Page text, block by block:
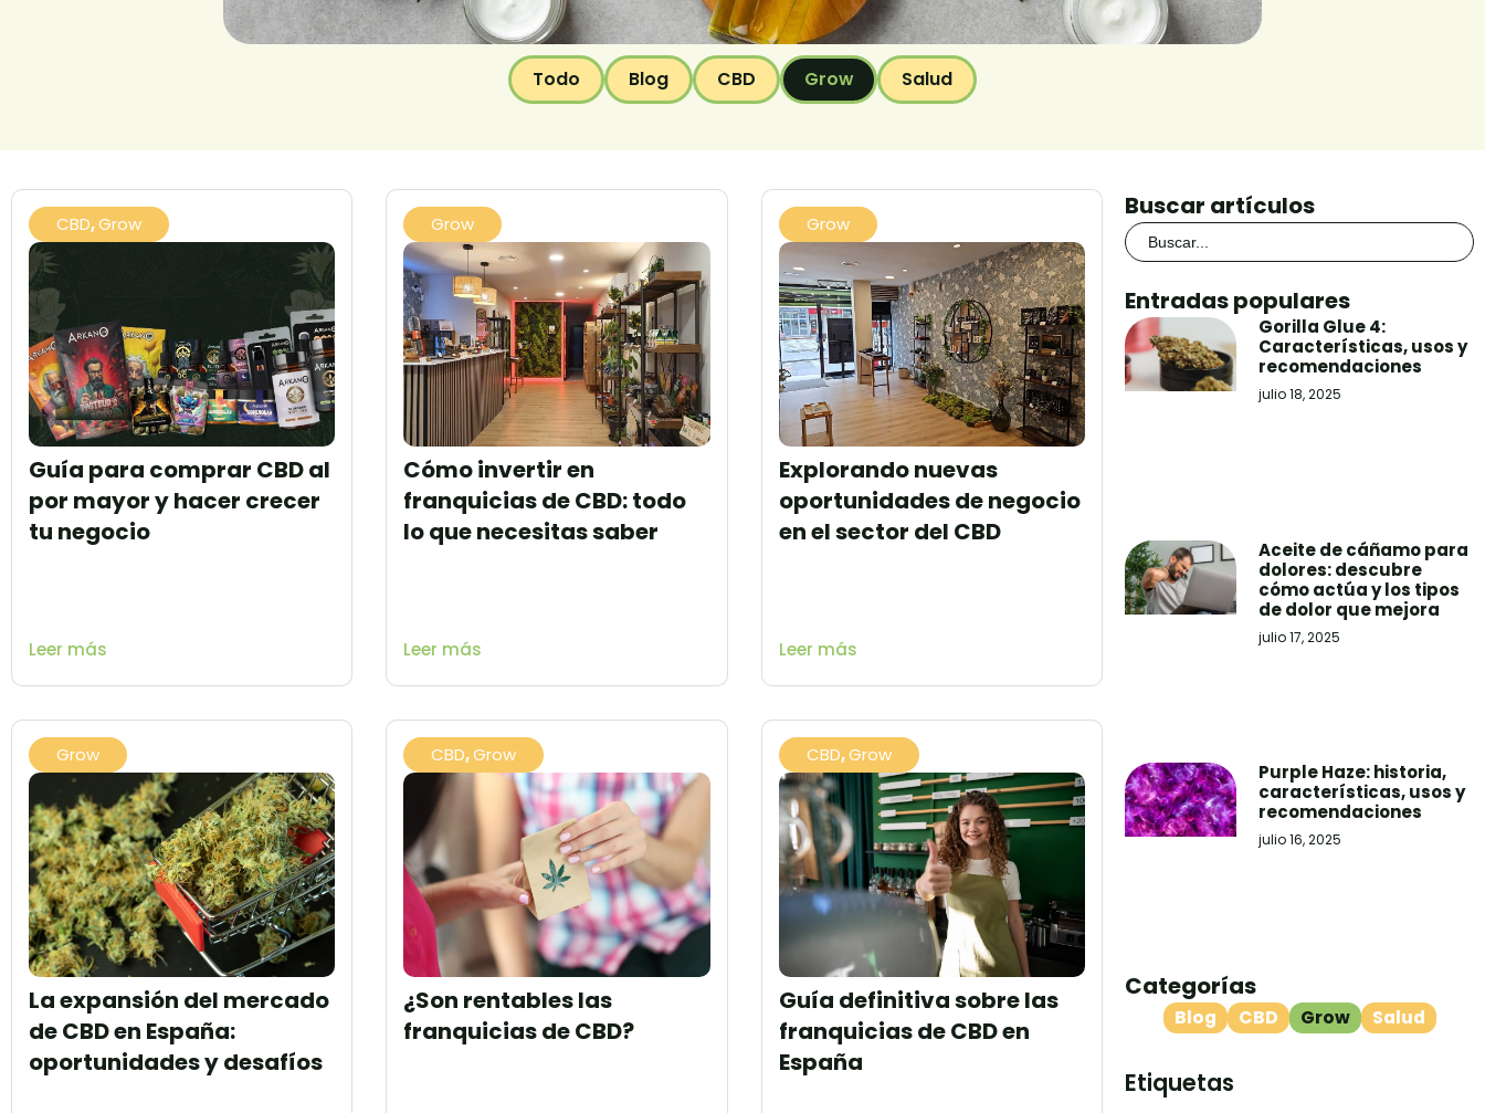
Blog CBD Grow Salud
Todo
CBD,Grow
Guía para comprar CBD al
por mayor y hacer crecer
tu negocio
Leer más
Grow
Cómo invertir en
franquicias de CBD: todo
lo que necesitas saber
Leer más
Grow
Explorando nuevas
oportunidades de negocio
en el sector del CBD
Leer más
Grow
La expansión del mercado
de CBD en España:
oportunidades y desafíos
CBD,Grow
¿Son rentables las
franquicias de CBD?
CBD,Grow
Guía definitiva sobre las
franquicias de CBD en
España
Buscar artículos
Buscar:
Entradas populares
Gorilla Glue 4:
Características, usos y
recomendaciones
julio 18, 2025
Aceite de cáñamo para
dolores: descubre
cómo actúa y los tipos
de dolor que mejora
julio 17, 2025
Purple Haze: historia,
características, usos y
recomendaciones
julio 16, 2025
Categorías
Blog CBD Grow Salud
Etiquetas